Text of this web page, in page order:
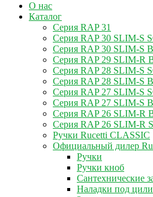
О нас
Каталог
Серия RAP 31
Серия RAP 30 SLIM-S
Серия RAP 30 SLIM-S
Серия RAP 29 SLIM-R
Серия RAP 28 SLIM-S
Серия RAP 28 SLIM-S
Серия RAP 27 SLIM-S
Серия RAP 27 SLIM-S
Серия RAP 26 SLIM-R
Серия RAP 26 SLIM-R
Ручки Rucetti CLASSIC
Официальный дилер
Ручки
Ручки кноб
Сантехнические
Наладки под